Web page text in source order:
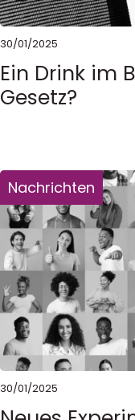
30/01/2025
Ein Drink im
Gesetz?
Nachrichten
30/01/2025